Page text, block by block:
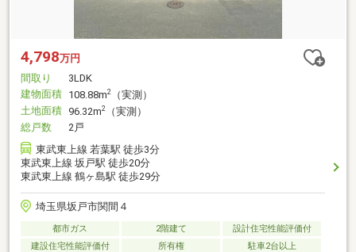
4,798万円
間取り
3LDK
建物面積 108.88m2
（実測）
土地面積 96.32m2
（実測）
総戸数
2戸
東武東上線 若葉駅 徒歩3分
東武東上線 坂戸駅 徒歩20分
東武東上線 鶴ヶ島駅 徒歩29分
埼玉県坂戸市関間４
都市ガス 2階建て
設計住宅性能評価付
建設住宅性能評価付
所有権 駐車2台以上